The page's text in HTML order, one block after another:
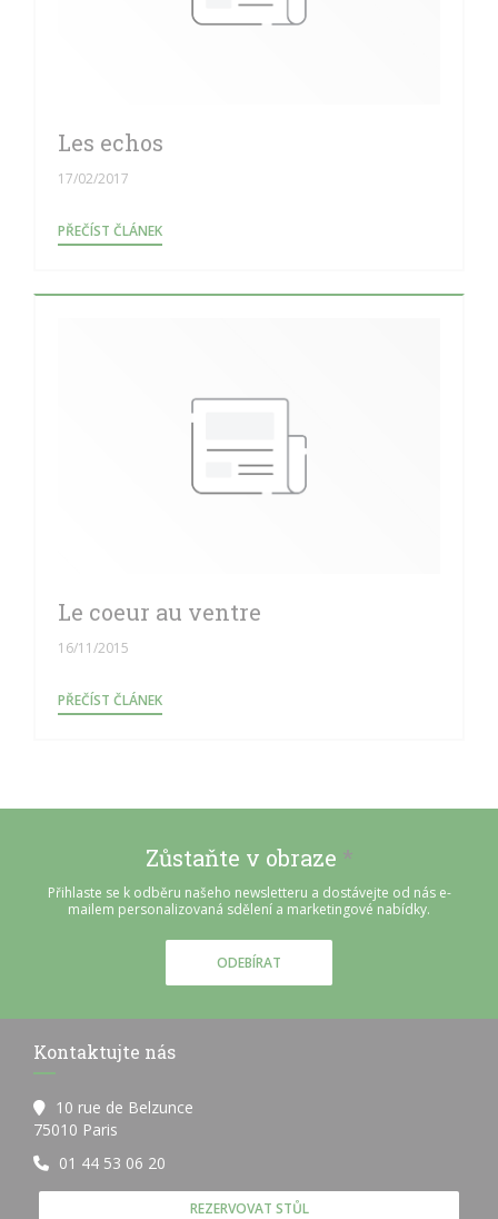
Les echos
17/02/2017
PŘEČÍST ČLÁNEK((OTEVŘE SE V NOVÉM OKNĚ))
Le coeur au ventre
16/11/2015
PŘEČÍST ČLÁNEK((OTEVŘE SE V NOVÉM OKNĚ))
Zůstaňte v obraze *
Přihlaste se k odběru našeho newsletteru a dostávejte od nás e-
mailem personalizovaná sdělení a marketingové nabídky.
ODEBÍRAT
Kontaktujte nás
10 rue de Belzunce
75010 Paris
01 44 53 06 20
REZERVOVAT STŮL